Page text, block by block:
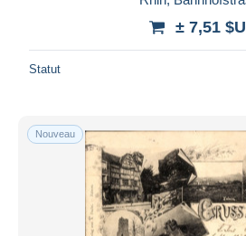
Appliquer
± 7,51
Statut
Nouveau